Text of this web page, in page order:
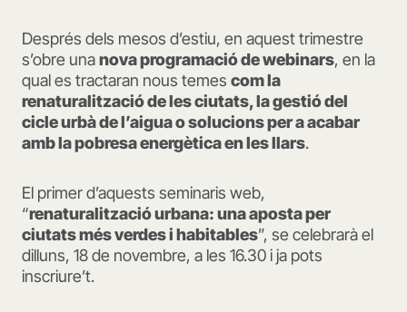
Després dels mesos d’estiu, en aquest trimestre
s’obre unanova programació de webinars, en la
qual es tractaran nous temes com la
renaturalització de les ciutats, la gestió del
cicle urbà de l’aigua o solucions per a acabar
amb la pobresa energètica en les llars.
El primer d’aquests seminaris web,
“renaturalització urbana: una aposta per
ciutats més verdes i habitables”, se celebrarà el
dilluns, 18 de novembre, a les 16.30 i ja pots
inscriure’t.